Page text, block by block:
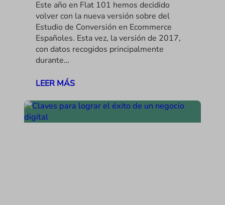
Este año en Flat 101 hemos decidido
volver con la nueva versión sobre del
Estudio de Conversión en Ecommerce
Españoles. Esta vez, la versión de 2017,
con datos recogidos principalmente
durante…
LEER MÁS